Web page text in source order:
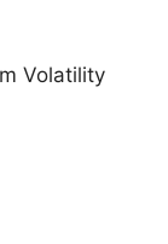
Volatility